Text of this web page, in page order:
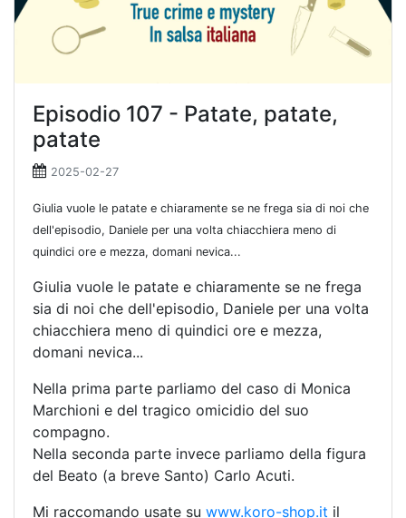
Episodio 107 - Patate, patate,
patate
2025-02-27
Giulia vuole le patate e chiaramente se ne frega sia di noi che
dell'episodio, Daniele per una volta chiacchiera meno di
quindici ore e mezza, domani nevica...
Giulia vuole le patate e chiaramente se ne frega
sia di noi che dell'episodio, Daniele per una volta
chiacchiera meno di quindici ore e mezza,
domani nevica...
Nella prima parte parliamo del caso di Monica
Marchioni e del tragico omicidio del suo
compagno.
Nella seconda parte invece parliamo della figura
del Beato (a breve Santo) Carlo Acuti.
Mi raccomando usate su www.koro-shop.it il